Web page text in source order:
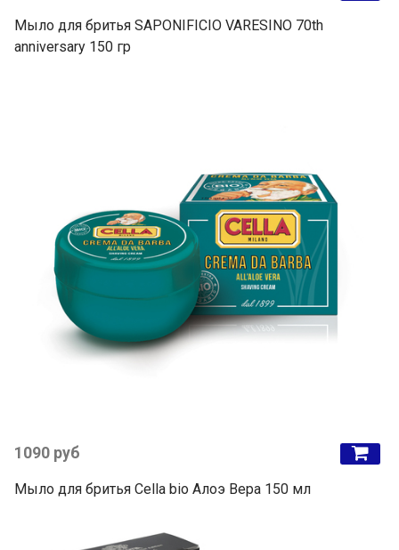
Мыло для бритья SAPONIFICIO VARESINO 70th
anniversary 150 гр
1090 руб
Мыло для бритья Cella bio Алоэ Вера 150 мл